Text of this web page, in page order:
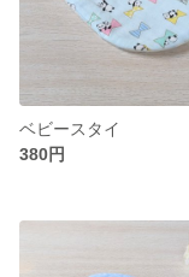
ベビースタイ
380円